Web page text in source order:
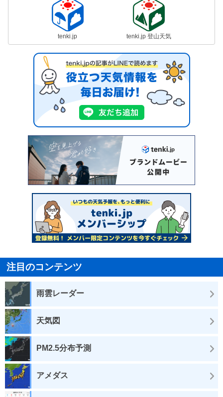
tenki.jp tenki.jp 登山天気
注目のコンテンツ
雨雲レーダー
天気図
PM2.5分布予測
アメダス